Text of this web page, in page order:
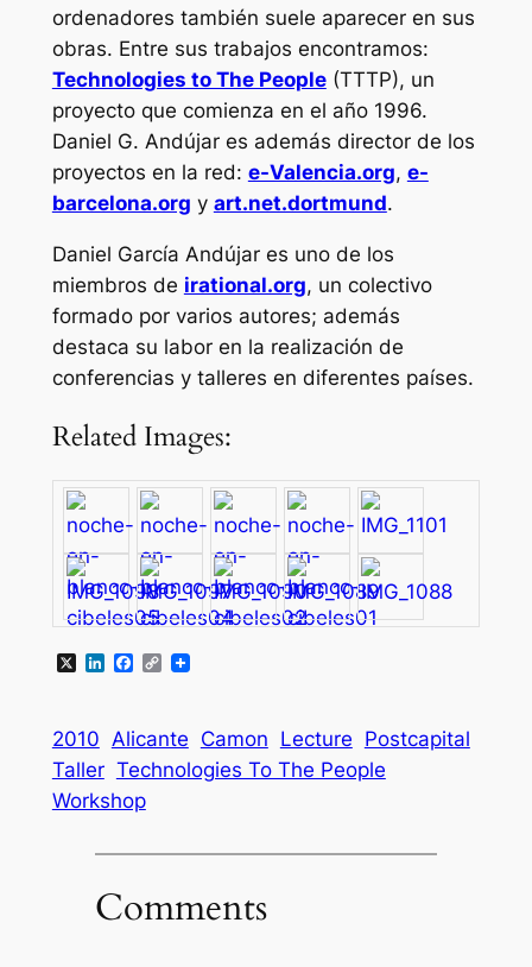
ordenadores también suele aparecer en sus
obras. Entre sus trabajos encontramos:
Technologies to The People(TTTP), un
proyecto que comienza en el año 1996.
Daniel G. Andújar es además director de los
proyectos en la red: e-Valencia.org, e-
barcelona.org y art.net.dortmund.
Daniel García Andújar es uno de los
miembros de irational.org, un colectivo
formado por varios autores; además
destaca su labor en la realización de
conferencias y talleres en diferentes países.
Related Images:
X LinkedIn
Facebook
Copy
2010 Alicante Camon Lecture Postcapital
Taller Technologies To The People
Workshop
Comments